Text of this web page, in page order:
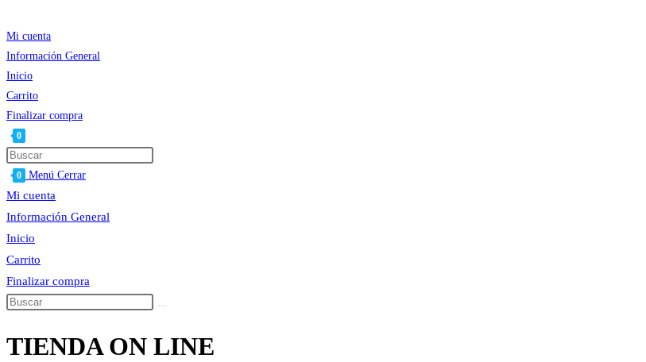
al
contenido
Mi cuenta
Información General
Inicio
Carrito
Finalizar compra
0
Alternar
búsqueda
de
la
web
0 Menú Cerrar
Mi cuenta
Información General
Inicio
Carrito
Finalizar compra
Buscar
esta
TIENDA ON LINE